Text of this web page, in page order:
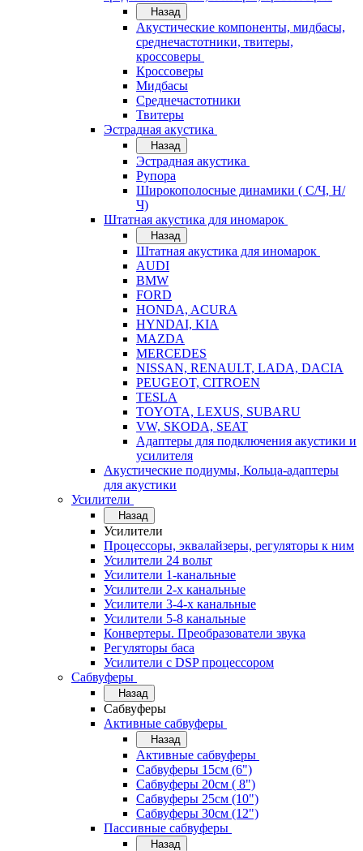
Назад
Акустические компоненты, мидбасы,
среднечастотники, твитеры,
кроссоверы
Кроссоверы
Мидбасы
Среднечастотники
Твитеры
Эстрадная акустика
Назад
Эстрадная акустика
Рупора
Широкополосные динамики ( С/Ч, Н/
Ч)
Штатная акустика для иномарок
Назад
Штатная акустика для иномарок
AUDI
BMW
FORD
HONDA, ACURA
HYNDAI, KIA
MAZDA
MERCEDES
NISSAN, RENAULT, LADA, DACIA
PEUGEOT, CITROEN
TESLA
TOYOTA, LEXUS, SUBARU
VW, SKODA, SEAT
Адаптеры для подключения акустики и
усилителя
Акустические подиумы, Кольца-адаптеры
для акустики
Усилители
Назад
Усилители
Процессоры, эквалайзеры, регуляторы к ним
Усилители 24 вольт
Усилители 1-канальные
Усилители 2-х канальные
Усилители 3-4-х канальные
Усилители 5-8 канальные
Конвертеры. Преобразователи звука
Регуляторы баса
Усилители с DSP процессором
Сабвуферы
Назад
Сабвуферы
Активные сабвуферы
Назад
Активные сабвуферы
Сабвуферы 15см (6")
Сабвуферы 20см ( 8")
Сабвуферы 25см (10")
Сабвуферы 30см (12")
Пассивные сабвуферы
Назад